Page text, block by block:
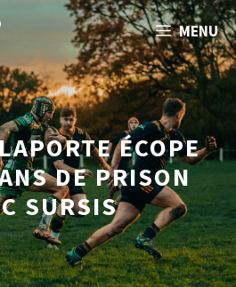
MENU
ÉCOPE
DE PRISON
SURSIS